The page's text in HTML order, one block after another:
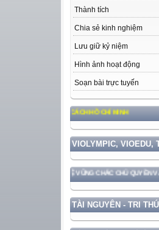
Thành tích
Chia sẻ kinh nghiệm
Lưu giữ kỷ niệm
Hình ảnh hoạt động
Soạn bài trực tuyến
ĐỨC, PHONG CÁCH HỒ CHÍ MINH
VIOLYMPIC, VIOEDU,
GẮN VỚI BẢO VỆ VỮNG CHẮC CHỦ QUYỀN VÀ
TÀI NGUYÊN - TRI